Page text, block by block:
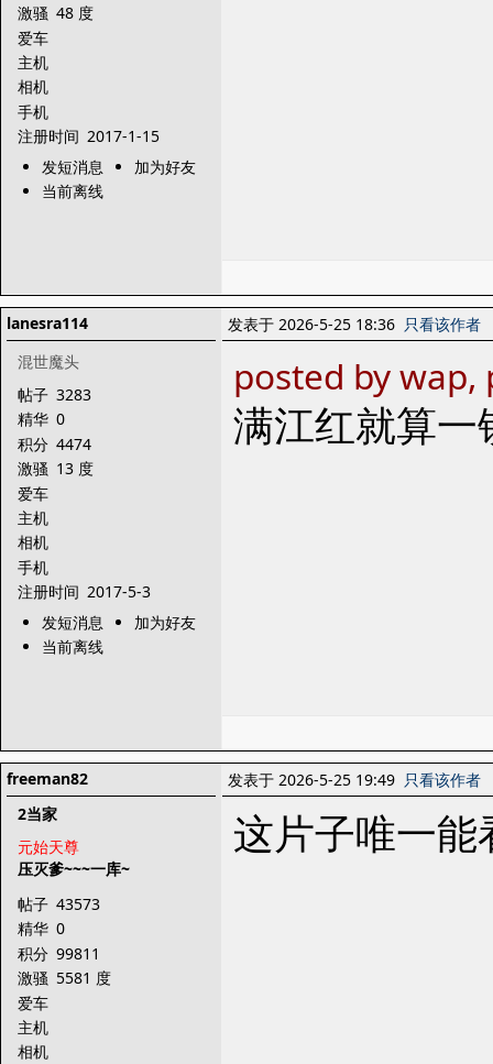
激骚 48 度
爱车
主机
相机
手机
注册时间 2017-1-15
发短消息
加为好友
当前离线
lanesra114
混世魔头
帖子 3283
精华 0
积分 4474
激骚 13 度
爱车
主机
相机
手机
注册时间 2017-5-3
发短消息
加为好友
当前离线
发表于 2026-5-25 18:36 只看该作者
posted by
满江红就算
freeman82
2当家
元始天尊
压灭爹~~~一库~
帖子 43573
精华 0
积分 99811
激骚 5581 度
爱车
主机
相机
发表于 2026-5-25 19:49 只看该作者
这片子唯一